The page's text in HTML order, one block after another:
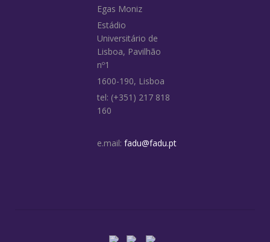
Egas Moniz
Estádio
Universitário de
Lisboa, Pavilhão
nº1
1600-190, Lisboa
tel: (+351) 217 818
160
e.mail: fadu@fadu.pt